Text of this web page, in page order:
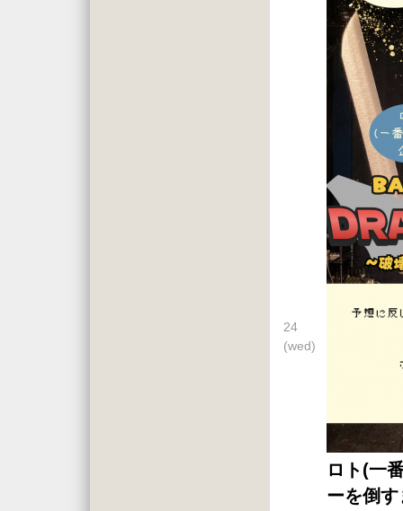
24
(wed)
ロト(一
ーを倒